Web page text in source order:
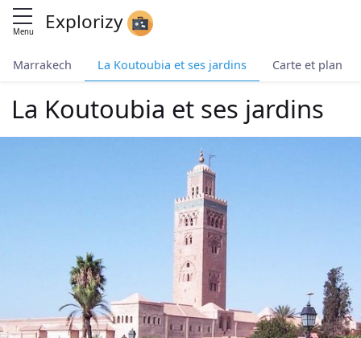
Menu Explorizy
Marrakech La Koutoubia et ses jardins Carte et plan
La Koutoubia et ses jardins